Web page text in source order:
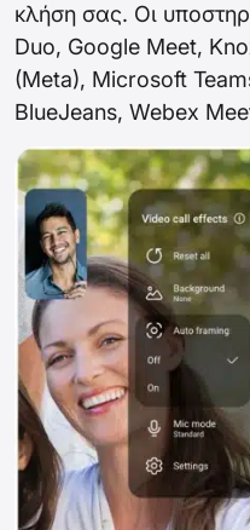
κλήση σας. Οι
Duo, Google Meet,
(Meta), Microsoft
BlueJeans, Webex